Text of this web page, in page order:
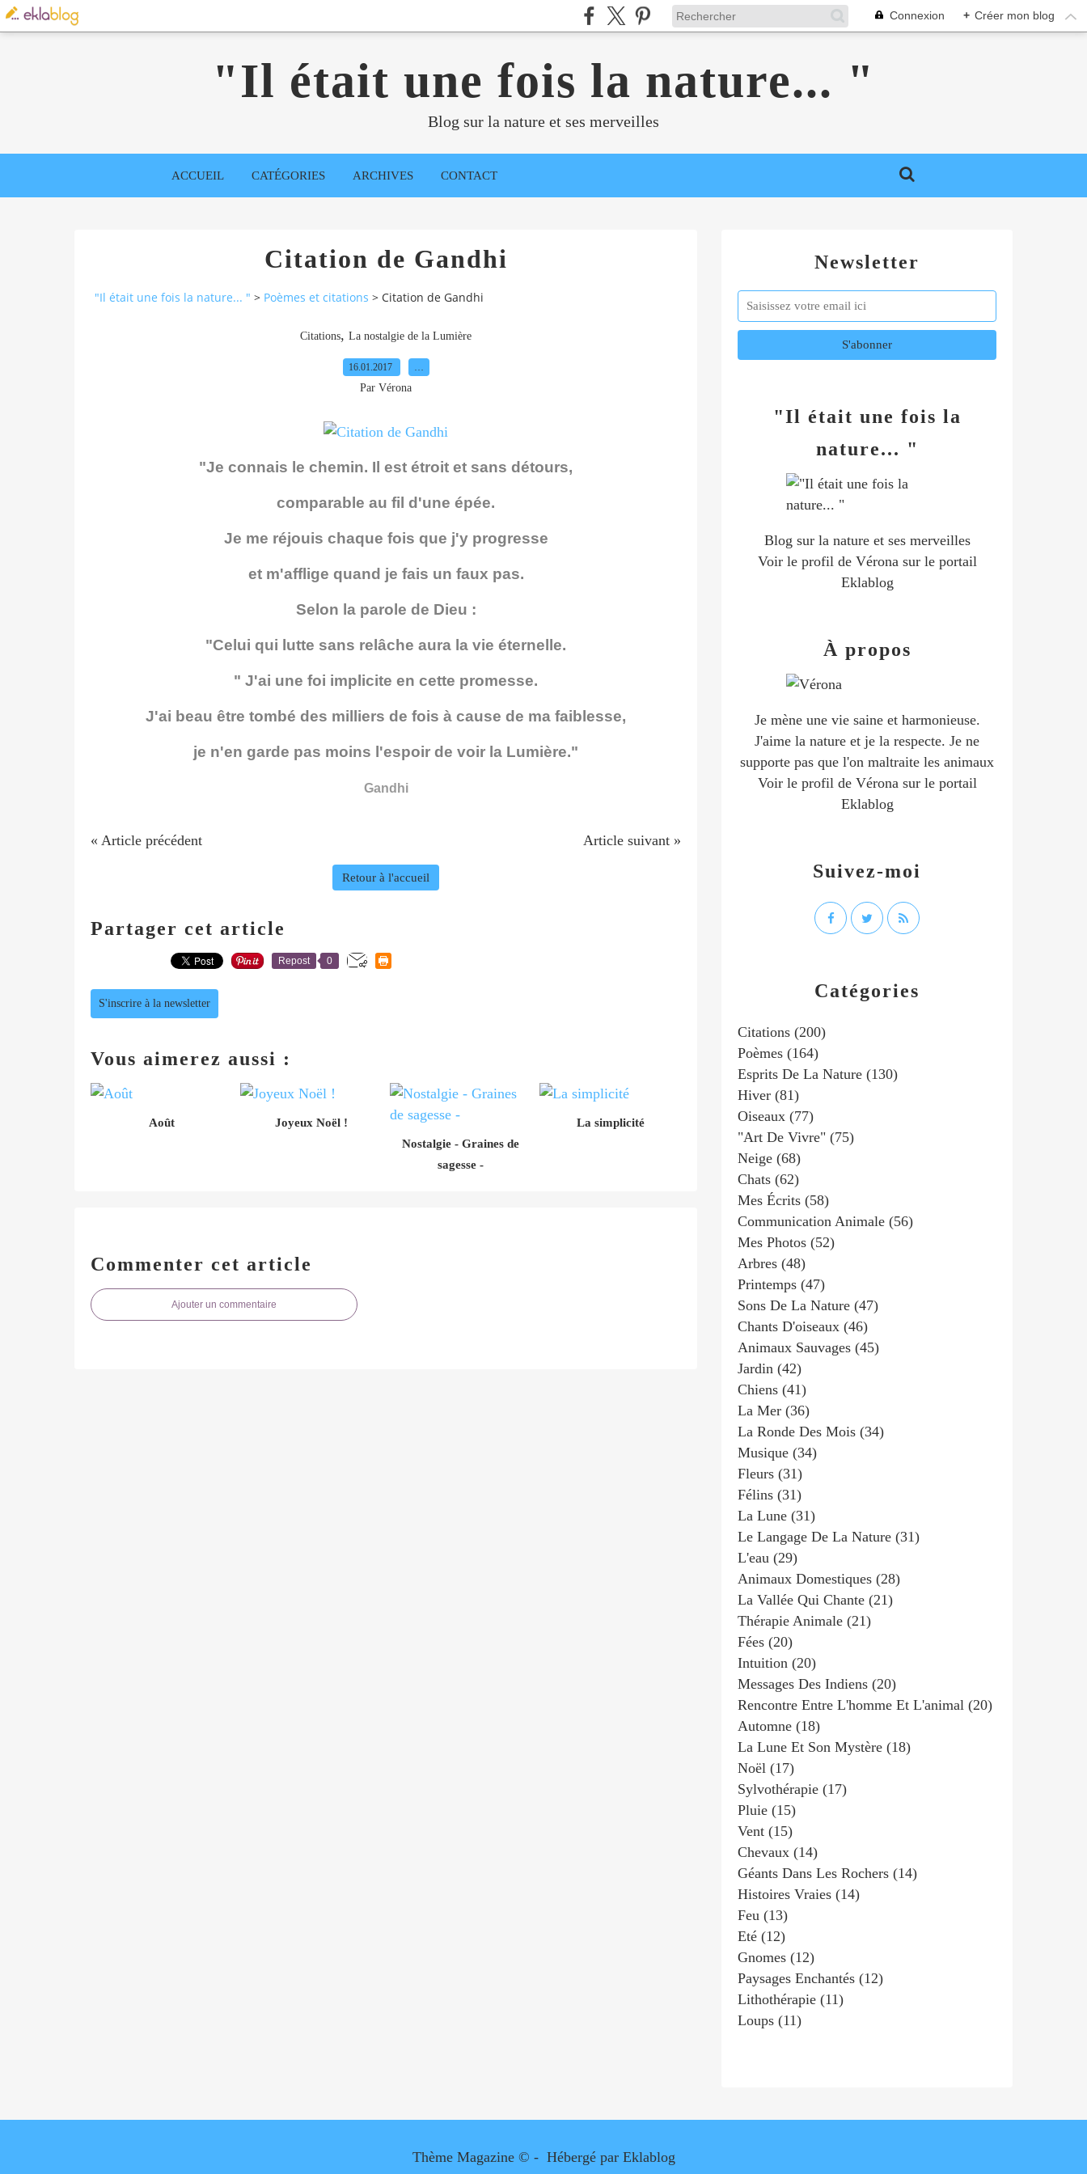
Connexion + Créer mon blog
"Il était une fois la nature... "
Blog sur la nature et ses merveilles
ACCUEIL CATÉGORIES ARCHIVES CONTACT
Citation de Gandhi
"Il était une fois la nature... " > Poèmes et citations > Citation de Gandhi
Citations, La nostalgie de la Lumière
16.01.2017
Par Vérona
"Je connais le chemin. Il est étroit et sans détours,
comparable au fil d'une épée.
Je me réjouis chaque fois que j'y progresse
et m'afflige quand je fais un faux pas.
Selon la parole de Dieu :
"Celui qui lutte sans relâche aura la vie éternelle.
" J'ai une foi implicite en cette promesse.
J'ai beau être tombé des milliers de fois à cause de ma faiblesse,
je n'en garde pas moins l'espoir de voir la Lumière."
Gandhi
« Article précédent Article suivant »
Retour à l'accueil
Partager cet article
Repost 0
S'inscrire à la newsletter
Vous aimerez aussi :
Août
Joyeux Noël !
Nostalgie - Graines de
sagesse -
La simplicité
Commenter cet article
Ajouter un commentaire
Newsletter
Catégories
Citations (200)
Poèmes (164)
Esprits De La Nature (130)
Hiver (81)
Oiseaux (77)
"art De Vivre" (75)
Neige (68)
Chats (62)
Mes Écrits (58)
Communication Animale (56)
Mes Photos (52)
Arbres (48)
Printemps (47)
Sons De La Nature (47)
Chants D'oiseaux (46)
Animaux Sauvages (45)
Jardin (42)
Chiens (41)
La Mer (36)
La Ronde Des Mois (34)
Musique (34)
Fleurs (31)
Félins (31)
La Lune (31)
Le Langage De La Nature (31)
L'eau (29)
Animaux Domestiques (28)
La Vallée Qui Chante (21)
Thérapie Animale (21)
Fées (20)
Intuition (20)
Messages Des Indiens (20)
Rencontre Entre L'homme Et L'animal (20)
Automne (18)
La Lune Et Son Mystère (18)
Noël (17)
Sylvothérapie (17)
Pluie (15)
Vent (15)
Chevaux (14)
Géants Dans Les Rochers (14)
Histoires Vraies (14)
Feu (13)
Eté (12)
Gnomes (12)
Paysages Enchantés (12)
Lithothérapie (11)
Loups (11)
"Il était une fois la
nature... "
Blog sur la nature et ses merveilles
Voir le profil de Véronasur le portail
Eklablog
Suivez-moi
À propos
Je mène une vie saine et harmonieuse.
J'aime la nature et je la respecte. Je ne
supporte pas que l'on maltraite les animaux
Voir le profil de Véronasur le portail
Eklablog
Thème Magazine © - Hébergé par Eklablog